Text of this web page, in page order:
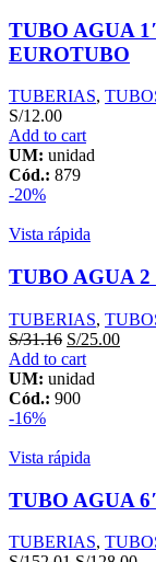
TUBO AGUA
EUROTUBO
TUBERIAS,
S/12.00
Add to cart
UM: unidad
Cód.: 879
-20%
Vista rápida
TUBO AGUA 2
TUBERIAS,
S/31.16 S/25.00
Add to cart
UM: unidad
Cód.: 900
-16%
Vista rápida
TUBO AGUA
TUBERIAS,